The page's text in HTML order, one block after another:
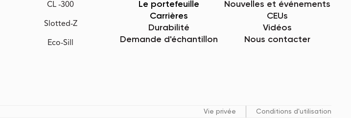
CL -300
Slotted-Z
Eco-Sill
Le portefeuille
Carrières
Durabilité
Demande d'échantillon
Nouvelles et événements
CEUs
Vidéos
Nous contacter
Vie privée Conditions d'utilisation